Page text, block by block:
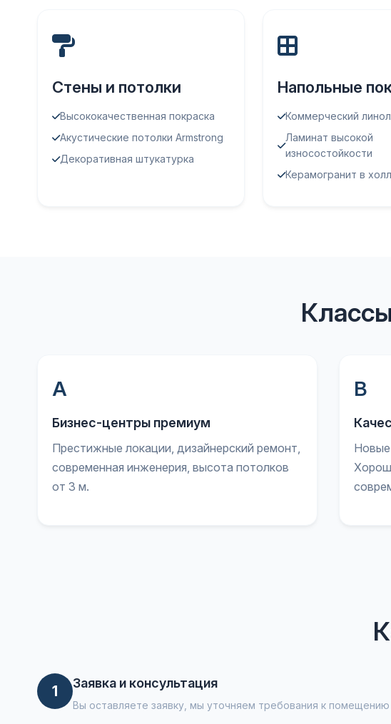
Стены и потолки
Высококачественная покраска
Акустические потолки Armstrong
Декоративная штукатурка
Напольные
Коммерческий
Ламинат высокой
износостойкости
Керамогранит в
А
Бизнес-центры премиум
Престижные локации, дизайнерский ремонт,
современная инженерия, высота потолков
от 3 м.
В
Новые
1 Заявка и консультация
Вы оставляете заявку, мы уточняем требования к